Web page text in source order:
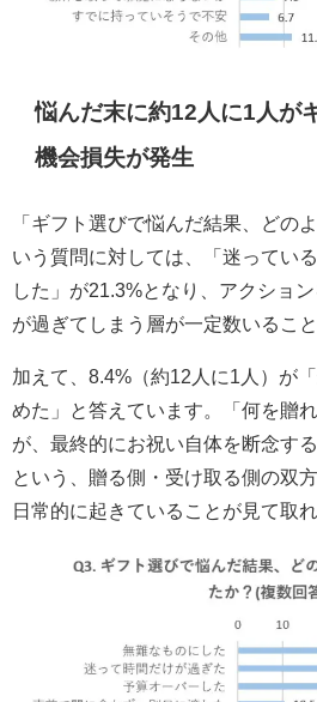
悩んだ末に約12人に1人が
機会損失が発生
「ギフト選びで悩んだ結果、どの
いう質問に対しては、「迷ってい
した」が21.3%となり、アクショ
が過ぎてしまう層が一定数いるこ
加えて、8.4%（約12人に1人）が
めた」と答えています。「何を贈
が、最終的にお祝い自体を断念す
という、贈る側・受け取る側の双
日常的に起きていることが見て取れ